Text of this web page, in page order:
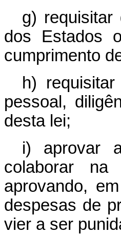
g) requisitar
dos Estados
cumprimento
h)
pessoal,
desta lei;
i) aprovar
colaborar
aprovando,
despesas de
vier a ser